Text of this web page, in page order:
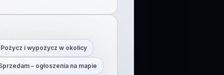
Pożycz i wypożycz w okolicy
– ogłoszenia na mapie